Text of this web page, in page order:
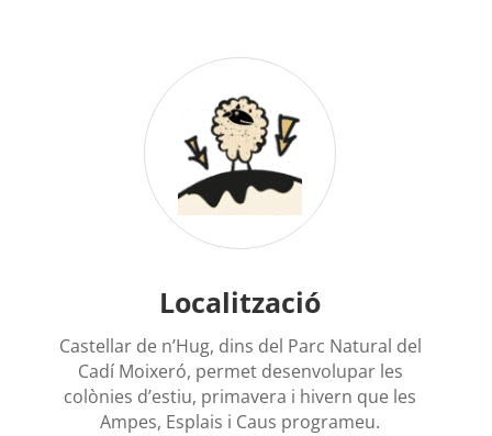
Localització
Castellar de n’Hug, dins del Parc Natural del
Cadí Moixeró, permet desenvolupar les
colònies d’estiu, primavera i hivern que les
Ampes, Esplais i Caus programeu.